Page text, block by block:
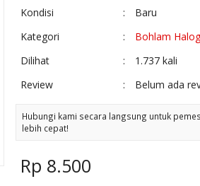
Kondisi
:
Baru
Kategori
:
Bohlam
Dilihat
:
1.737 kali
Review
: Belum ada
Hubungi kami secara langsung untuk
lebih cepat!
Rp 8.500